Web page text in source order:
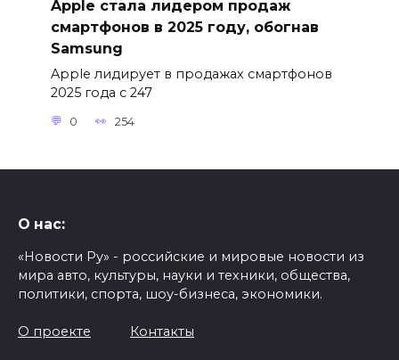
Apple стала лидером продаж
смартфонов в 2025 году, обогнав
Samsung
Apple лидирует в продажах смартфонов
2025 года с 247
0 254
О нас:
«Новости Ру» - российские и мировые новости из
мира авто, культуры, науки и техники, общества,
политики, спорта, шоу-бизнеса, экономики.
О проекте Контакты